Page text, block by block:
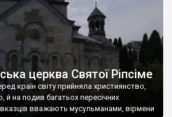
церква Святої Ріпсіме
країн світу прийняла християнство,
й на подив багатьох пересічних
вважають мусульманами, вірмени